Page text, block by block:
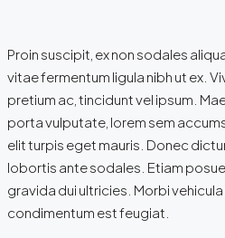
Proin suscipit, ex non sodales
vitae fermentum ligula nibh ut ex.
pretium ac, tincidunt vel ipsum.
porta vulputate, lorem sem
elit turpis eget mauris. Donec
lobortis ante sodales. Etiam
gravida dui ultricies. Morbi
condimentum est feugiat.